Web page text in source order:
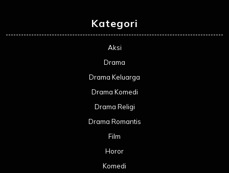
Kategori
Aksi
Drama
Drama Keluarga
Drama Komedi
Drama Religi
Drama Romantis
Film
Horor
Komedi